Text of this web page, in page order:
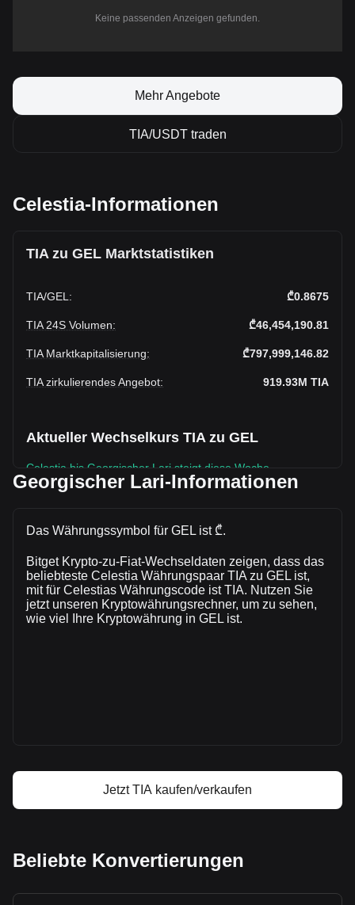
Keine passenden Anzeigen gefunden.
Mehr Angebote
TIA/USDT traden
Celestia-Informationen
TIA zu GEL Marktstatistiken
TIA/GEL : ₾0.8675
TIA 24S Volumen: ₾46,454,190.81
TIA Marktkapitalisierung: ₾797,999,146.82
TIA zirkulierendes Angebot: 919.93M TIA
Aktueller Wechselkurs TIA zu GEL
Celestia bis Georgischer Lari steigt diese Woche.
Der aktuelle Marktkurs von Celestiabeträgt ₾0.8675 pro TIA,
GEL auf Grundlage eines zirkulierenden Angebots von
sich in den letzten 24 Stunden um +48.67%
(₾15,207,930.06 GEL) verändert. Am vorherigen
Handelstag lag das Handelsvolumen von TIA bei
₾31,246,260.75.
Georgischer Lari-Informationen
Das Währungssymbol für GEL ist ₾.
Bitget Krypto-zu-Fiat-Wechseldaten zeigen, dass das
beliebteste Celestia Währungspaar TIA zu GEL ist,
mit für Celestias Währungscode ist TIA. Nutzen Sie
jetzt unseren Kryptowährungsrechner, um zu sehen,
wie viel Ihre Kryptowährung in GEL ist.
Jetzt TIA kaufen/verkaufen
Beliebte Konvertierungen